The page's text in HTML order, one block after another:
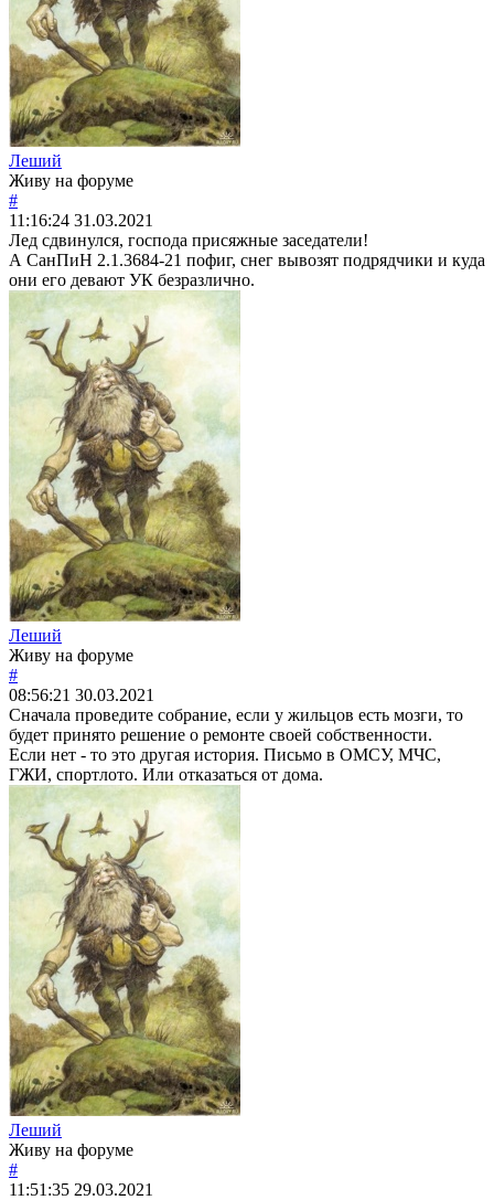
Леший
Живу на форуме
#
11:16:24 31.03.2021
Лед сдвинулся, господа присяжные заседатели!
А СанПиН 2.1.3684-21 пофиг, снег вывозят подрядчики и куда
они его девают УК безразлично.
Леший
Живу на форуме
#
08:56:21 30.03.2021
Сначала проведите собрание, если у жильцов есть мозги, то
будет принято решение о ремонте своей собственности.
Если нет - то это другая история. Письмо в ОМСУ, МЧС,
ГЖИ, спортлото. Или отказаться от дома.
Леший
Живу на форуме
#
11:51:35 29.03.2021